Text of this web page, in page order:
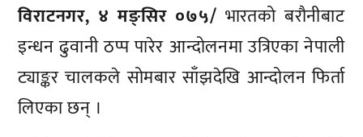
विराटनगर, ४ मङ्सिर ०७५/ भारतको बरौनीबाट
इन्धन ढुवानी ठप्प पारेर आन्दोलनमा उत्रिएका नेपाली
ट्याङ्कर चालकले सोमबार साँझदेखि आन्दोलन फिर्ता
लिएका छन् ।